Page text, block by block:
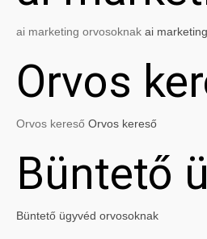
ai marketing orvosoknak ai
Orvos
Orvos kereső Orvos kereső
Büntető
Büntető ügyvéd orvosoknak